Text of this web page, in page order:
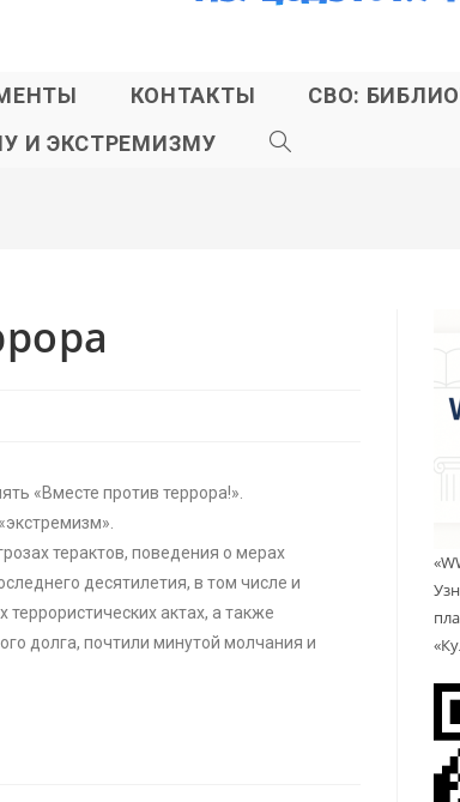
КОНТАКТЫ
СВО:
И ЭКСТРЕМИЗМУ
«Вместе против террора!».
терактов, поведения о мерах
десятилетия, в том числе и
актах, а также
долга, почтили минутой молчания и